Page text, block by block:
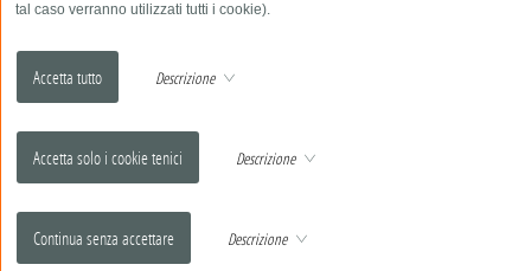
tal caso verranno utilizzati tutti i cookie).
Descrizione
Descrizione
Descrizione